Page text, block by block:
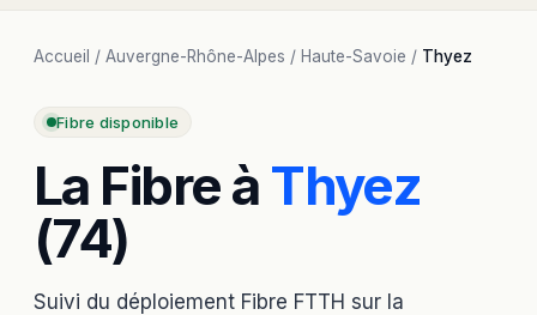
Accueil / Auvergne-Rhône-Alpes / Haute-Savoie / Thyez
Fibre disponible
La Fibre à Thyez
(74)
Suivi du déploiement Fibre FTTH sur la